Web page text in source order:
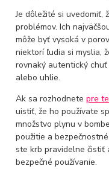
Je dôležité si uvedomiť,
problémov. Ich
môže byť vysoká v
niektorí ľudia si myslia,
rovnaký autentický
alebo uhlie.
Ak sa rozhodnetepre
uistiť, že ho používate
množstvo plynu v
použitie a
ste krb pravidelne čistiť
bezpečné používanie.